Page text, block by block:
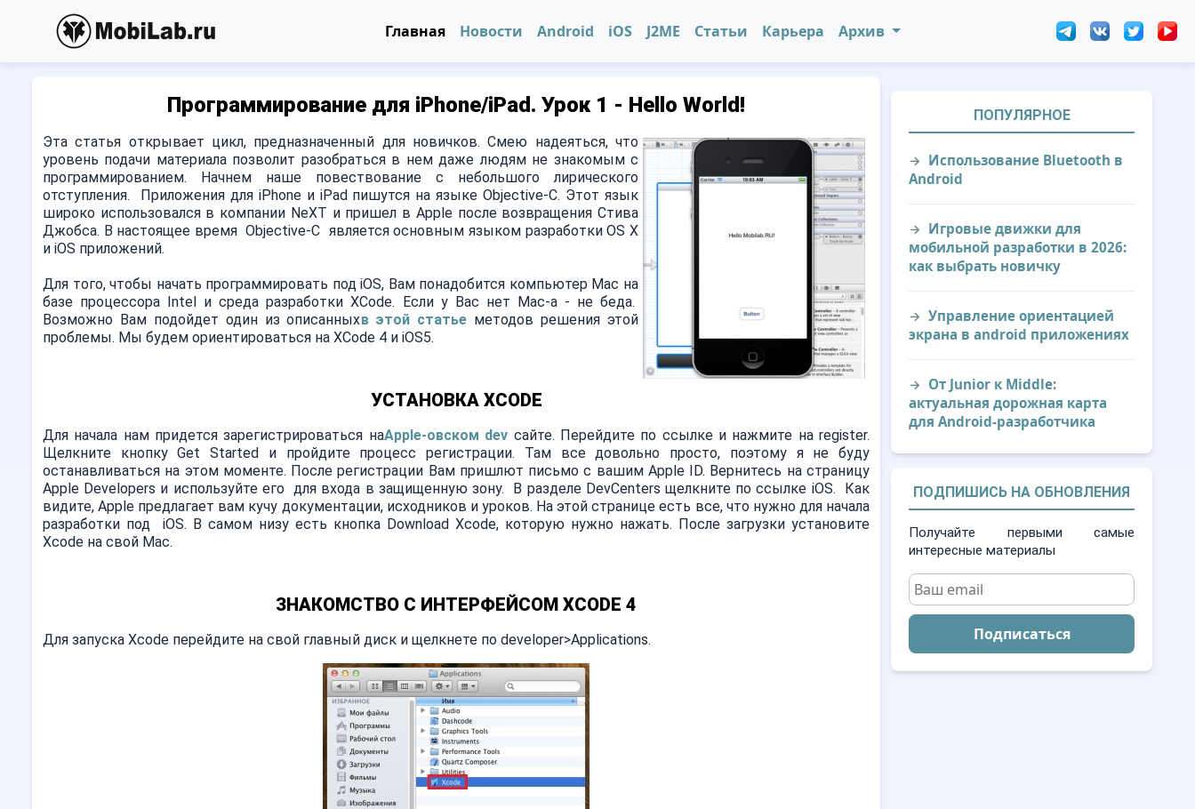
Главная Новости Android iOS J2ME Статьи Карьера Архив
Программирование для iPhone/iPad. Урок 1 - Hello World!
Эта статья открывает цикл, предназначенный для новичков. Смею надеяться, что
уровень подачи материала позволит разобраться в нем даже людям не знакомым с
программированием. Начнем наше повествование с небольшого лирического
отступления. Приложения для iPhone и iPad пишутся на языке Objective-C. Этот язык
широко использовался в компании NeXT и пришел в Apple после возвращения Стива
Джобса. В настоящее время Objective-C является основным языком разработки OS X
и iOS приложений.
Для того, чтобы начать программировать под iOS, Вам понадобится компьютер Mac на
базе процессора Intel и среда разработки XCode. Если у Вас нет Mac-а - не беда.
Возможно Вам подойдет один из описанныхв этой статье методов решения этой
проблемы. Мы будем ориентироваться на XCode 4 и iOS5.
УСТАНОВКА XCODE
Для начала нам придется зарегистрироваться наApple-овском dev сайте. Перейдите по ссылке и нажмите на register.
Щелкните кнопку Get Started и пройдите процесс регистрации. Там все довольно просто, поэтому я не буду
останавливаться на этом моменте. После регистрации Вам пришлют письмо с вашим Apple ID. Вернитесь на страницу
Apple Developers и используйте его для входа в защищенную зону. В разделе DevCenters щелкните по ссылке iOS. Как
видите, Apple предлагает вам кучу документации, исходников и уроков. На этой странице есть все, что нужно для начала
разработки под iOS. В самом низу есть кнопка Download Xcode, которую нужно нажать. После загрузки установите
Xcode на свой Mac.
ЗНАКОМСТВО С ИНТЕРФЕЙСОМ XCODE 4
Для запуска Xcode перейдите на свой главный диск и щелкнете по developer>Applications.
ПОПУЛЯРНОЕ
Использование Bluetooth в
Android
Игровые движки для
мобильной разработки в 2026:
как выбрать новичку
Управление ориентацией
экрана в android приложениях
От Junior к Middle:
актуальная дорожная карта
для Android-разработчика
ПОДПИШИСЬ НА ОБНОВЛЕНИЯ
Получайте первыми самые
интересные материалы
Подписаться